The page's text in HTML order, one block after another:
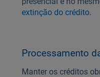
extinção do crédito.
Processamento
Manter os créditos